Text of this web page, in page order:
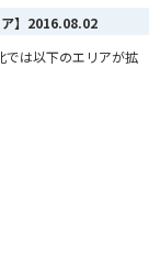
】 2016.08.02
は以下のエリアが拡